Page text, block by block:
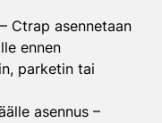
– Ctrap asennetaan
ennen
parketin tai
asennus –